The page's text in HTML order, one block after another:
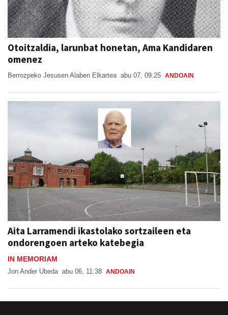
Otoitzaldia, larunbat honetan, Ama Kandidaren
omenez
Berrozpeko Jesusen Alaben Elkartea abu 07, 09:25 ANDOAIN
Aita Larramendi ikastolako sortzaileen eta
ondorengoen arteko katebegia
IN MEMORIAM
Jon Ander Ubeda abu 06, 11:38 ANDOAIN